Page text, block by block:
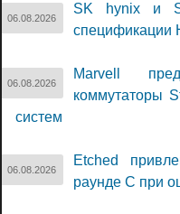
06.08.2026
SK hynix и
спецификации
06.08.2026
Marvell
коммутаторы
систем
06.08.2026
Etched
раунде C при